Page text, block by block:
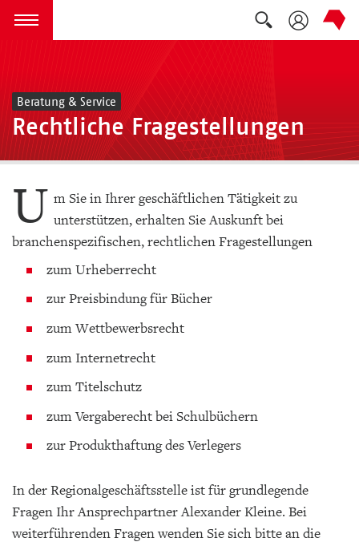
zum Inhalt springen
Menü öffnen
Suche
Beratung & Service
Rechtliche Fragestellungen
U m Sie in Ihrer geschäftlichen Tätigkeit zu
unterstützen, erhalten Sie Auskunft bei
branchenspezifischen, rechtlichen Fragestellungen
zum Urheberrecht
zur Preisbindung für Bücher
zum Wettbewerbsrecht
zum Internetrecht
zum Titelschutz
zum Vergaberecht bei Schulbüchern
zur Produkthaftung des Verlegers
In der Regionalgeschäftsstelle ist für grundlegende
Fragen Ihr Ansprechpartner Alexander Kleine. Bei
weiterführenden Fragen wenden Sie sich bitte an die